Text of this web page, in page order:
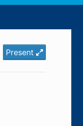
Present